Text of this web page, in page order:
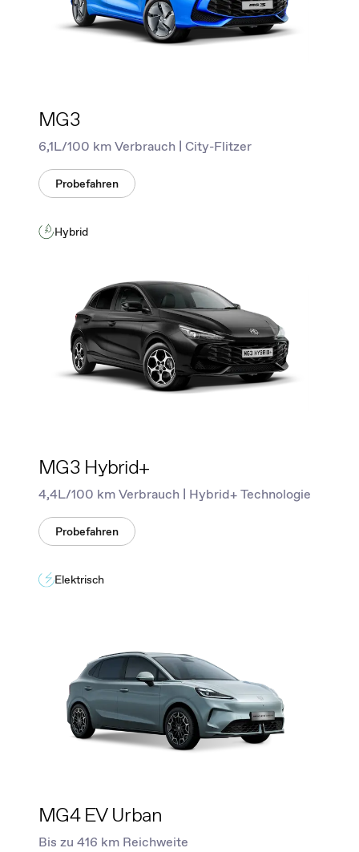
MG3
6,1L/100 km Verbrauch | City-Flitzer
Probefahren
Hybrid
MG3 Hybrid+
4,4L/100 km Verbrauch | Hybrid+ Technologie
Probefahren
Elektrisch
MG4 EV Urban
Bis zu 416 km Reichweite